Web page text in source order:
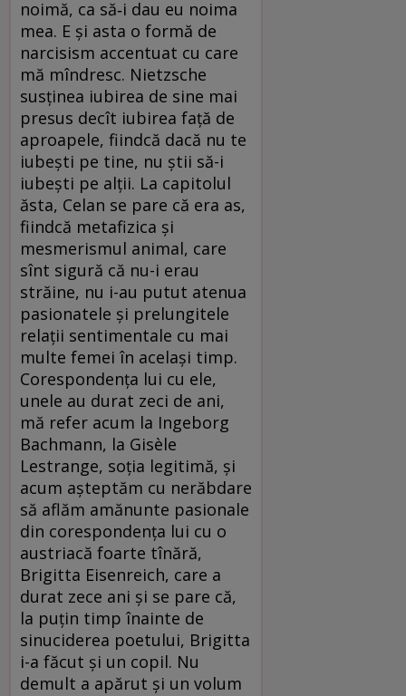
noimă, ca să‑i dau eu noima
mea. E și asta o formă de
narcisism accentuat cu care
mă mîndresc. Nietzsche
susținea iubirea de sine mai
presus decît iubirea față de
aproapele, fiindcă dacă nu te
iubești pe tine, nu știi să-i
iubești pe alții. La capitolul
ăsta, Celan se pare că era as,
fiindcă metafizica și
mesmerismul animal, care
sînt sigură că nu-i erau
străine, nu i-au putut atenua
pasionatele și prelungitele
relații sentimentale cu mai
multe femei în același timp.
Corespondența lui cu ele,
unele au durat zeci de ani,
mă refer acum la Ingeborg
Bachmann, la Gisèle
Lestrange, soția legitimă, și
acum așteptăm cu nerăbdare
să aflăm amănunte pasionale
din corespondența lui cu o
austriacă foarte tînără,
Brigitta Eisenreich, care a
durat zece ani și se pare că,
la puțin timp înainte de
sinuciderea poetului, Brigitta
i-a făcut și un copil. Nu
demult a apărut și un volum